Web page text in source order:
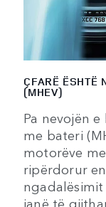
ÇFARË ËSHTË
(MHEV)
Pa nevojën
me bateri
motorëve
ripërdorur
janë të